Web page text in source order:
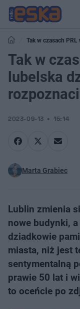
Tak w czasach PRL
miejsca?
Tak w
lubelska
2023-09-13 15:14
Marta Grabiec
Lublin zmienia
nowe budynki,
dziadkowie
miasta, niż jest
sentymentalną
prawie 50 lat i
to oceńcie po